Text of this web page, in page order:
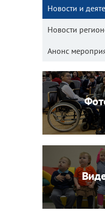
Новости и
Новости
Анонс